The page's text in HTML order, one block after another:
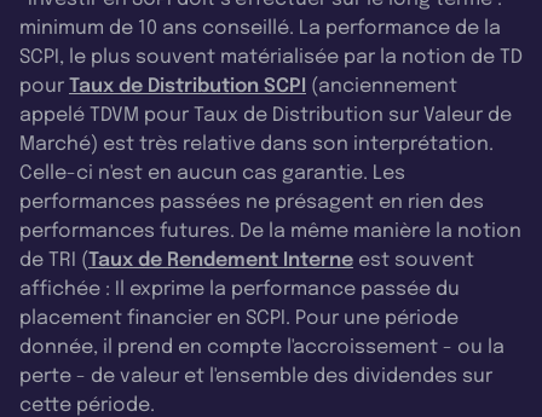
minimum de 10 ans conseillé. La performance de la
SCPI, le plus souvent matérialisée par la notion de TD
pour Taux de Distribution SCPI (anciennement
appelé TDVM pour Taux de Distribution sur Valeur de
Marché) est très relative dans son interprétation.
Celle-ci n'est en aucun cas garantie. Les
performances passées ne présagent en rien des
performances futures. De la même manière la notion
de TRI (Taux de Rendement Interne est souvent
affichée : Il exprime la performance passée du
placement financier en SCPI. Pour une période
donnée, il prend en compte l'accroissement - ou la
perte - de valeur et l'ensemble des dividendes sur
cette période.